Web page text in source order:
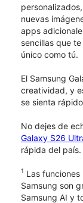
nuevas
apps
sencillas que
único como tú.
El Samsung
creatividad, y
se sienta
No dejes de
Galaxy S26
rápida del país.
1 Las
Samsung son
Samsung AI y